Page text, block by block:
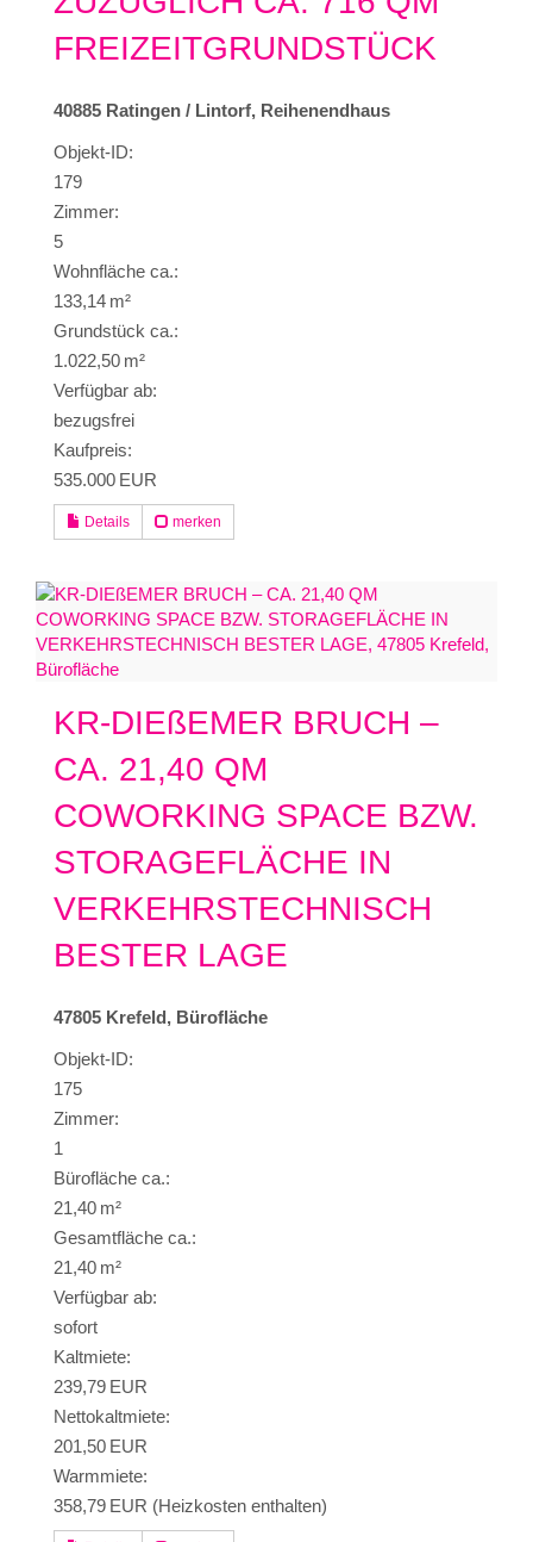
FREIZEITGRUNDSTÜCK
40885 Ratingen / Lintorf, Reihenendhaus
Objekt-ID:
179
Zimmer:
5
Wohnfläche ca.:
133,14 m²
Grund­stück ca.:
1.022,50 m²
Verfügbar ab:
bezugsfrei
Kaufpreis:
535.000 EUR
Details merken
KR-DIEßEMER BRUCH –
CA. 21,40 QM
COWORKING SPACE BZW.
STORAGEFLÄCHE IN
VERKEHRSTECHNISCH
BESTER LAGE
47805 Krefeld, Bürofläche
Objekt-ID:
175
Zimmer:
1
Bürofläche ca.:
21,40 m²
Gesamtfläche ca.:
21,40 m²
Verfügbar ab:
sofort
Kaltmiete:
239,79 EUR
Nettokaltmiete:
201,50 EUR
Warmmiete:
358,79 EUR (Heizkosten enthalten)